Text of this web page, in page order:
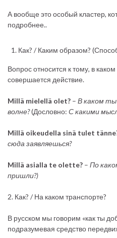
А вообще это особый кластер,
подробнее..
Как? / Каким образом?
Вопрос относится к тому, в
совершается действие.
Millä mielellä olet? – В каком
волне?(Дословно: С какими
Millä oikeudella sinä tulet
сюда заявляешься?
Millä asialla te olette? – По
пришли?)
2. Как? / На каком транспорте?
В русском мы говорим «как ты
подразумевая средство